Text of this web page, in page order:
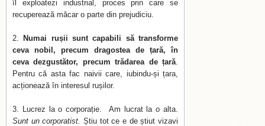
îl exploatezi industrial, proces prin care se
recuperează măcar o parte din prejudiciu.
Numai rușii sunt capabili să transforme
ceva nobil, precum dragostea de țară, în
ceva dezgustător, precum trădarea de țară.
Pentru că asta fac naivii care, iubindu-și țara,
acționează în interesul rușilor.
Lucrez la o corporație. Am lucrat la o alta.
Sunt un corporatist. Știu tot ce e de știut vizavi